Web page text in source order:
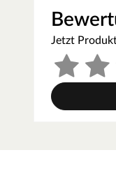
Bei den
Endprofil
Einfache
Die
Jetzt